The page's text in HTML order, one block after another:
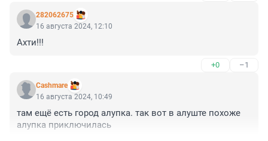
282062675
16 августа 2024, 12:10
Ахти!!!
+0 –1
Cashmare
16 августа 2024, 10:49
там ещё есть город алупка. так вот в алуште похоже
алупка приключилась